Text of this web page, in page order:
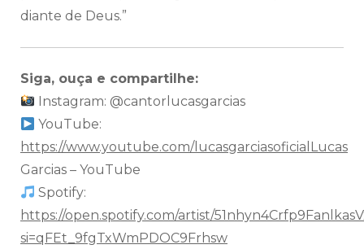
diante de Deus.”
Siga, ouça e compartilhe:
Instagram: @cantorlucasgarcias
YouTube:
https://www.youtube.com/lucasgarciasoficialLucas
Garcias – YouTube
Spotify:
https://open.spotify.com/artist/
si=qFEt_9fgTxWmPDOC9Frhsw